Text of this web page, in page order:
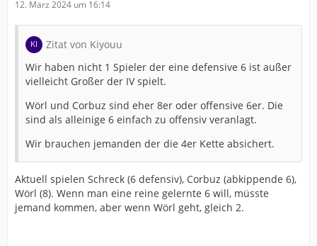
12. März 2024 um 16:14
Zitat von Kiyouu
Wir haben nicht 1 Spieler der eine defensive 6 ist außer
vielleicht Großer der IV spielt.
Wörl und Corbuz sind eher 8er oder offensive 6er. Die
sind als alleinige 6 einfach zu offensiv veranlagt.
Wir brauchen jemanden der die 4er Kette absichert.
Aktuell spielen Schreck (6 defensiv), Corbuz (abkippende 6),
Wörl (8). Wenn man eine reine gelernte 6 will, müsste
jemand kommen, aber wenn Wörl geht, gleich 2.